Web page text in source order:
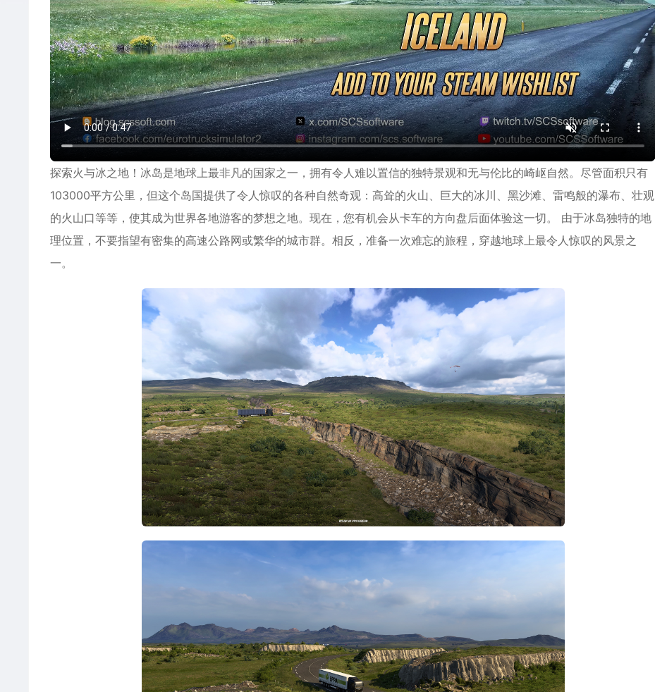
探索火与冰之地！冰岛是地球上最非凡的国家之一，拥有令人难以置信的独特景观和无与伦比的崎岖自然。尽管面积只有
103000平方公里，但这个岛国提供了令人惊叹的各种自然奇观：高耸的火山、巨大的冰川、黑沙滩、雷鸣般的瀑布、壮观
的火山口等等，使其成为世界各地游客的梦想之地。现在，您有机会从卡车的方向盘后面体验这一切。 由于冰岛独特的地
理位置，不要指望有密集的高速公路网或繁华的城市群。相反，准备一次难忘的旅程，穿越地球上最令人惊叹的风景之
一。